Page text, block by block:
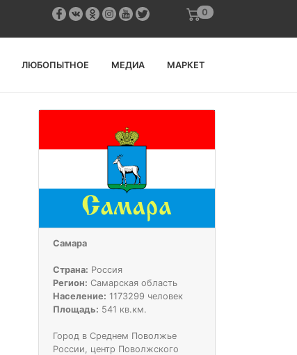
0
ЛЮБОПЫТНОЕ МЕДИА МАРКЕТ
Самара
Страна: Россия
Регион: Самарская область
Население: 1173299 человек
Площадь: 541 кв.км.
Город в Среднем Поволжье
России, центр Поволжского